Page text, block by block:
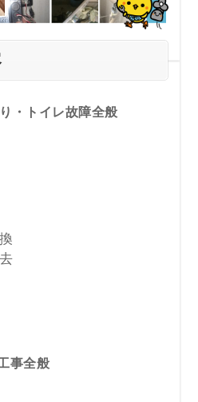
・トイレ故障全般
事全般